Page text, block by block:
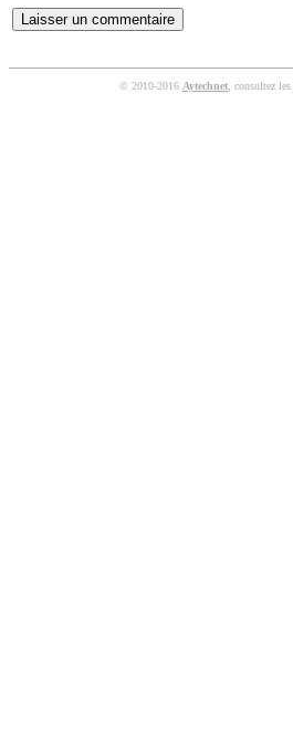
© 2010-2016 Aytechnet , consultez les